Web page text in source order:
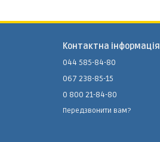
Контактна інформація
044 585-84-80
067 238-85-15
0 800 21-84-80
Передзвонити вам?